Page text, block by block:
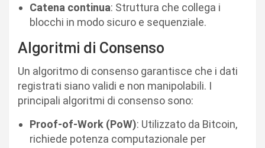
Catena continua: Struttura che collega i
blocchi in modo sicuro e sequenziale.
Algoritmi di Consenso
Un algoritmo di consenso garantisce che i dati
registrati siano validi e non manipolabili. I
principali algoritmi di consenso sono:
Proof-of-Work (PoW): Utilizzato da Bitcoin,
richiede potenza computazionale per